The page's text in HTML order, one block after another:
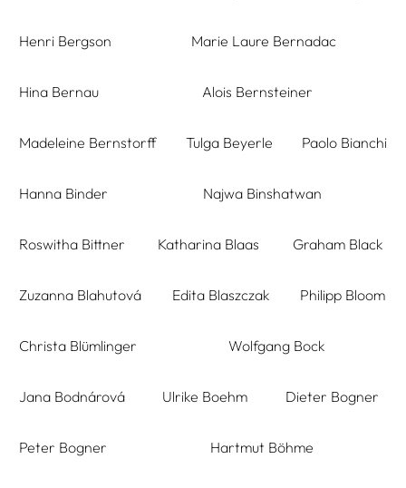
Henri Bergson Marie Laure Bernadac
Hina Bernau Alois Bernsteiner
Madeleine Bernstorff Tulga Beyerle Paolo Bianchi
Hanna Binder Najwa Binshatwan
Roswitha Bittner Katharina Blaas Graham Black
Zuzanna Blahutová Edita Blaszczak Philipp Bloom
Christa Blümlinger Wolfgang Bock
Jana Bodnárová Ulrike Boehm Dieter Bogner
Peter Bogner Hartmut Böhme